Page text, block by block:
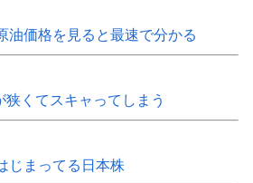
油価格を見ると最速で分かる
くてスキャってしまう
じまってる日本株